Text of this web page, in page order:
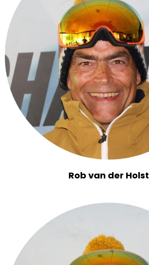
Rob van der Holst